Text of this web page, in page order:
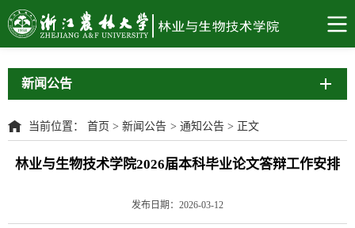
新闻公告
当前位置： 首页 > 新闻公告 > 通知公告 > 正文
林业与生物技术学院2026届本科毕业论文答辩工作安排
发布日期：2026-03-12